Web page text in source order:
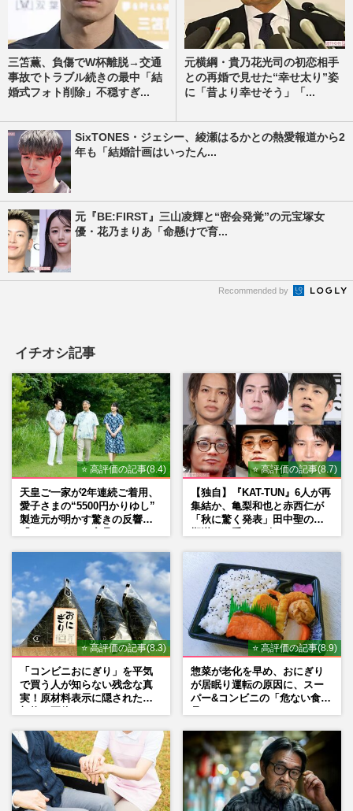
三笘薫、負傷でW杯離脱→交通
事故でトラブル続きの最中「結
婚式フォト削除」不穏すぎ...
元横綱・貴乃花光司の初恋相手
との再婚で見せた“幸せ太り”姿
に「昔より幸せそう」「...
SixTONES・ジェシー、綾瀬はるかとの熱愛報道から2
年も「結婚計画はいったん...
元『BE:FIRST』三山凌輝と“密会発覚”の元宝塚女
優・花乃まりあ「命懸けで育...
Recommended by
イチオシ記事
⭐ 高評価の記事(8.4)
天皇ご一家が2年連続ご着用、
愛子さまの“5500円かりゆし”
製造元が明かす驚きの反響
⭐ 高評価の記事(8.7)
【独自】『KAT-TUN』6人が再
集結か、亀梨和也と赤西仁が
「秋に驚く発表」田中聖の刑
⭐ 高評価の記事(8.3)
「コンビニおにぎり」を平気
で買う人が知らない残念な真
実！原材料表示に隠された添
⭐ 高評価の記事(8.9)
惣菜が老化を早め、おにぎり
が居眠り運転の原因に、スー
パー&コンビニの「危ない食